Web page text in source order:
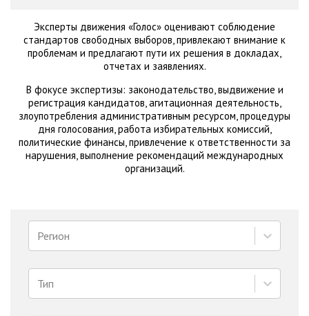
Эксперты движения «Голос» оценивают соблюдение
стандартов свободных выборов, привлекают внимание к
проблемам и предлагают пути их решения в докладах,
отчетах и заявлениях.
В фокусе экспертизы: законодательство, выдвижение и
регистрация кандидатов, агитационная деятельность,
злоупотребления административным ресурсом, процедуры
дня голосования, работа избирательных комиссий,
политические финансы, привлечение к ответственности за
нарушения, выполнение рекомендаций международных
организаций.
Регион
Тип